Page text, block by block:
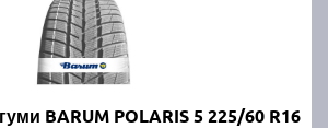
BARUM POLARIS 5 225/60 R16